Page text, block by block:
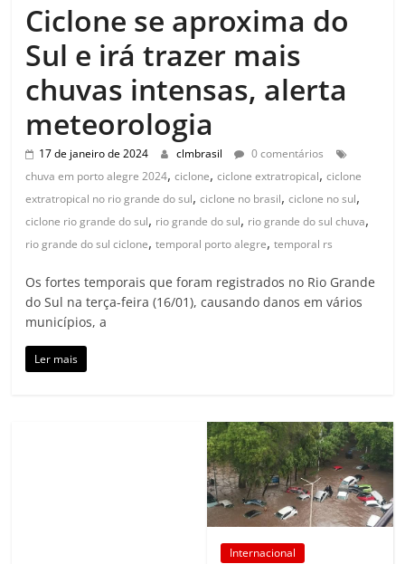
Ciclone se aproxima do
Sul e irá trazer mais
chuvas intensas, alerta
meteorologia
17 de janeiro de 2024 clmbrasil
0 comentários
chuva em porto alegre 2024,ciclone,ciclone extratropical,ciclone
extratropical no rio grande do sul,ciclone no brasil,ciclone no sul,
ciclone rio grande do sul, rio grande do sul, rio grande do sul chuva,
rio grande do sul ciclone,temporal porto alegre,temporal rs
Os fortes temporais que foram registrados no Rio Grande
do Sul na terça-feira (16/01), causando danos em vários
municípios, a
Ler mais
Internacional